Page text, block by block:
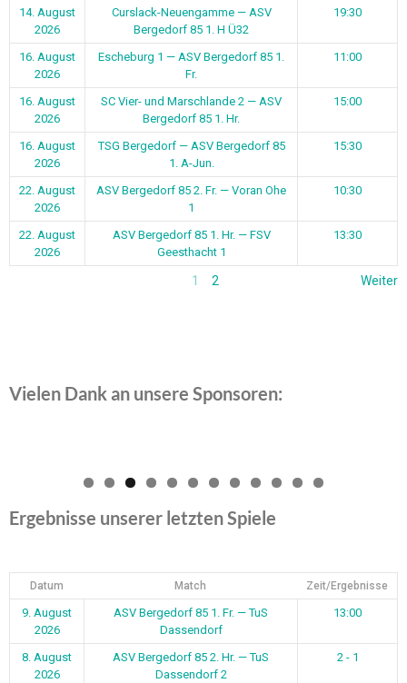
14. August
2026
Curslack-Neuengamme — ASV
Bergedorf 85 1. H Ü32
19:30
16. August
2026
Escheburg 1 — ASV Bergedorf 85 1.
Fr.
11:00
16. August
2026
SC Vier- und Marschlande 2 — ASV
Bergedorf 85 1. Hr.
15:00
16. August
2026
TSG Bergedorf — ASV Bergedorf 85
1. A-Jun.
15:30
22. August
2026
ASV Bergedorf 85 2. Fr. — Voran Ohe
1
10:30
22. August
2026
ASV Bergedorf 85 1. Hr. — FSV
Geesthacht 1
13:30
1 2 Weiter
Vielen Dank an unsere Sponsoren:
0 1 2
Ergebnisse unserer letzten Spiele
Datum Match Zeit/Ergebnisse
9. August
2026
ASV Bergedorf 85 1. Fr. — TuS
Dassendorf
13:00
8. August
2026
ASV Bergedorf 85 2. Hr. — TuS
Dassendorf 2
2 - 1